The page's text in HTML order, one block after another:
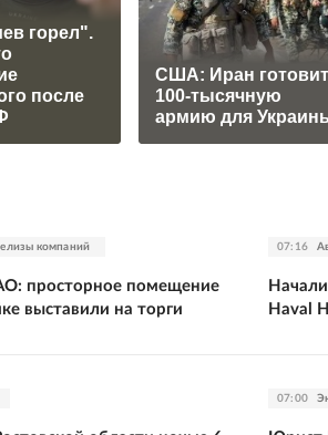
горел".
после
США: Иран готовит
100-тысячную
армию для
компаний
просторное помещение
выставили на торги
07:16
Haval
07:00